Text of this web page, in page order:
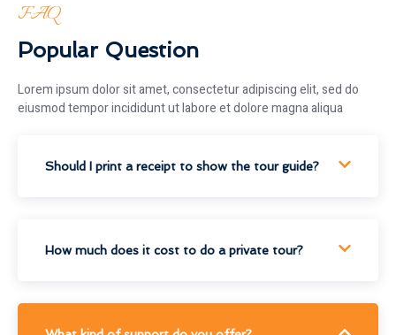
FAQ
Popular Question
Lorem ipsum dolor sit amet, consectetur adipiscing elit, sed do
eiusmod tempor incididunt ut labore et dolore magna aliqua
Should I print a receipt to show the tour guide?
How much does it cost to do a private tour?